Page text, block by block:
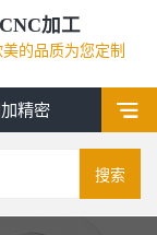
加工
的品质为您定制
精密
搜索